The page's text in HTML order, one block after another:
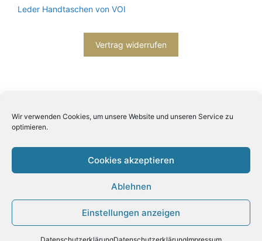
Wir verwenden Cookies, um unsere Website und unseren Service zu
optimieren.
Cookies akzeptieren
Ablehnen
Einstellungen anzeigen
Leder Handtaschen von VOI
Vertrag widerrufen
2026© Engels mode schmuck -Datenschutzerklärung
Impressum- Bitte beachten Sie unsere
Produkt zum Warenkorb hinzugefügt.
0 Artikel -0,00€